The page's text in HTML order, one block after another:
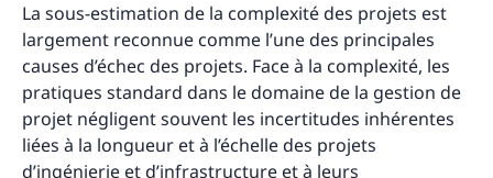
La sous-estimation de la complexité des projets est
largement reconnue comme l’une des principales
causes d’échec des projets. Face à la complexité, les
pratiques standard dans le domaine de la gestion de
projet négligent souvent les incertitudes inhérentes
liées à la longueur et à l’échelle des projets
d’ingénierie et d’infrastructure et à leurs